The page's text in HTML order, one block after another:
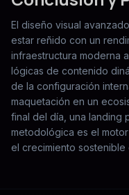
El diseño visual
estar reñido con un
infraestructura moderna
lógicas de contenido
de la configuración
maquetación en un
final del día, una landing
metodológica es el
el crecimiento